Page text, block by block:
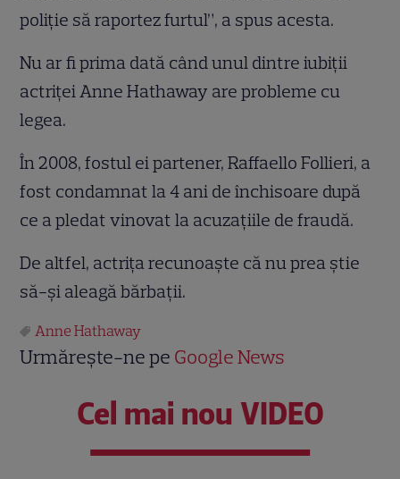
poliţie să raportez furtul”, a spus acesta.
Nu ar fi prima dată când unul dintre iubiţii
actriţei Anne Hathaway are probleme cu
legea.
În 2008, fostul ei partener, Raffaello Follieri, a
fost condamnat la 4 ani de închisoare după
ce a pledat vinovat la acuzaţiile de fraudă.
De altfel, actriţa recunoaşte că nu prea ştie
să-şi aleagă bărbaţii.
Anne Hathaway
Urmărește-ne pe Google News
Cel mai nou VIDEO